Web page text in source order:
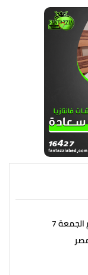
مواقيت الصلاة اليوم الجمعة 7